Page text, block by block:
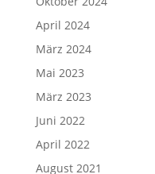
April 2024
März 2024
Mai 2023
März 2023
Juni 2022
April 2022
August 2021